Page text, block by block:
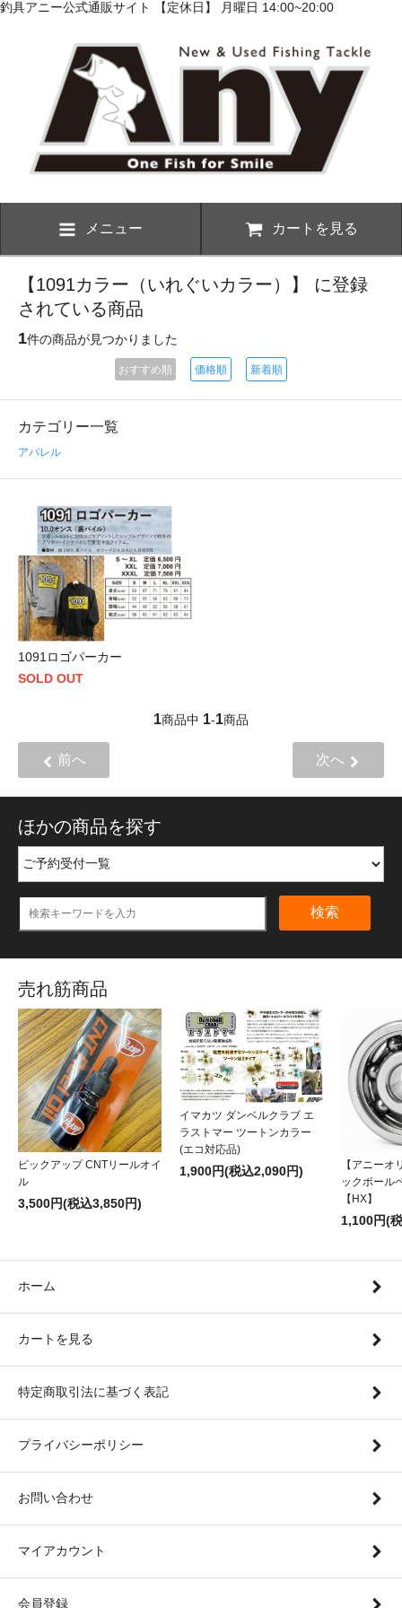
釣具アニー公式通販サイト 【定休日】 月曜日 14:00~20:00
メニュー カートを見る
【1091カラー（いれぐいカラー）】 に登録
されている商品
1件の商品が見つかりました
おすすめ順 価格順 新着順
カテゴリー一覧
アパレル
1091ロゴパーカー
SOLD OUT
1商品中 1-1商品
前へ 次へ
ほかの商品を探す
検索
売れ筋商品
ピックアップ CNTリールオイ
ル
3,500円(税込3,850円)
イマカツ ダンベルクラブ エ
ラストマー ツートンカラー
(エコ対応品)
1,900円(税込2,090円)
【アニーオ
ックボール
【HX】
1,100円(
ホーム
カートを見る
特定商取引法に基づく表記
プライバシーポリシー
お問い合わせ
マイアカウント
会員登録